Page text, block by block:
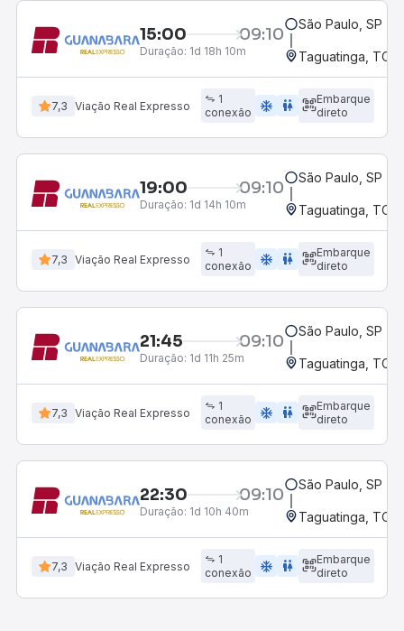
15:00 09:10
Duração: 1d 18h 10m
São Paulo, SP -
Taguatinga, TO
7,3 Viação Real Expresso
1
conexão
ac_unit wc
Embarque
direto
19:00 09:10
Duração: 1d 14h 10m
São Paulo, SP -
Taguatinga, TO
7,3 Viação Real Expresso
1
conexão
ac_unit wc
Embarque
direto
21:45 09:10
Duração: 1d 11h 25m
São Paulo, SP -
Taguatinga, TO
7,3 Viação Real Expresso
1
conexão
ac_unit wc
Embarque
direto
22:30 09:10
Duração: 1d 10h 40m
São Paulo, SP -
Taguatinga, TO
7,3 Viação Real Expresso
1
conexão
ac_unit wc
Embarque
direto